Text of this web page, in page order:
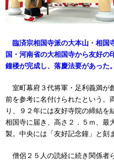
臨済宗相国寺派の大本山・相国
国・河南省の大相国寺から友好の
鐘楼が完成し、落慶法要があった。
室町幕府３代将軍・足利義満が
前を参考に名付けられたという。
り、９２年には友好寺院の締結を
相国寺に届き、高さ２．５ｍ、最
製。中央には「友好記念鐘」と刻
僧侶２５人の読経に続き関係者